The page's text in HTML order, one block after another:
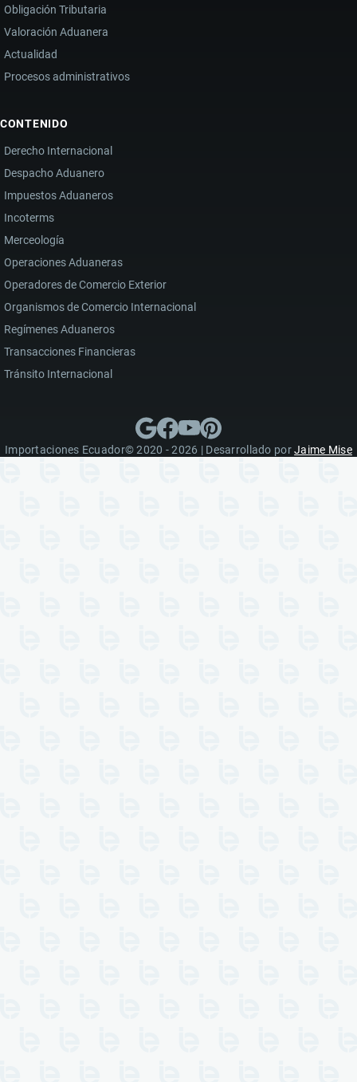
Obligación Tributaria
Valoración Aduanera
Actualidad
Procesos administrativos
CONTENIDO
Derecho Internacional
Despacho Aduanero
Impuestos Aduaneros
Incoterms
Merceología
Operaciones Aduaneras
Operadores de Comercio Exterior
Organismos de Comercio Internacional
Regímenes Aduaneros
Transacciones Financieras
Tránsito Internacional
Importaciones Ecuador© 2020 - 2026 | Desarrollado porJaime Mise